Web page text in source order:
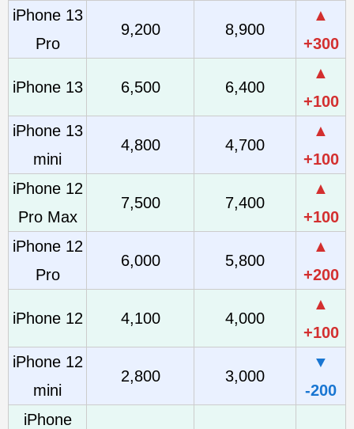
iPhone 13
Pro
9,200 8,900
▲
+300
iPhone 13 6,500 6,400
▲
+100
iPhone 13
mini
4,800 4,700
▲
+100
iPhone 12
Pro Max
7,500 7,400
▲
+100
iPhone 12
Pro
6,000 5,800
▲
+200
iPhone 12 4,100 4,000
▲
+100
iPhone 12
mini
2,800 3,000
▼
-200
iPhone